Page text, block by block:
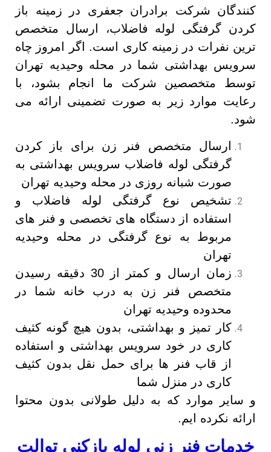
کنندگان شرکت برادران جعفری در زمینه باز
کردن گرفتگی لوله فاضلاب، ارسال متخصص
ترین نفرات در زمینه کاری است. اگر امروز چاه
سرویس بهداشتی شما در محله وحیدیه تهران
توسط متخصصین شرکت ما انجام بشود، با
رعایت موارد زیر به صورت تضمینی ارائه می
شود.
ارسال متخصص فنر زن برای باز کردن
گرفتگی لوله فاضلاب سرویس بهداشتی به
صورت شبانه روزی در محله وحیدیه تهران
تشخیص نوع گرفتگی لوله فاضلاب و
استفاده از دستگاه های تخصصی و فنر های
مربوط به نوع گرفتگی در محله وحیدیه
تهران
زمان ارسال و کمتر از 30 دقیقه رسیدن
متخصص فنر زن به درب خانه شما در
محدوده وحیدیه تهران
کار تمیز و بهداشتی، بدون هیچ گونه کثیف
کاری در خود سرویس بهداشتی و استفاده
از قاب فنر ها برای حمل نقل بدون کثیف
کاری در منزل شما
و سایر موارد که به دلیل طولانی بدون محتوا
ارائه نکرده ایم.
خدمات فنر زنی لوله بازکنی توالت